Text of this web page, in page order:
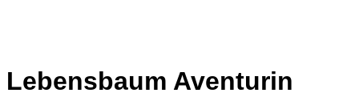
Lebensbaum Aventurin